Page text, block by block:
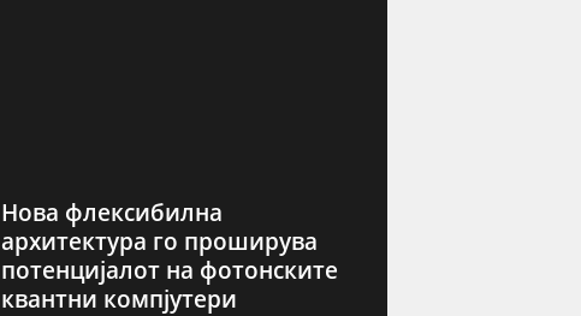
Нова флексибилна
архитектура го проширува
потенцијалот на фотонските
квантни компјутери